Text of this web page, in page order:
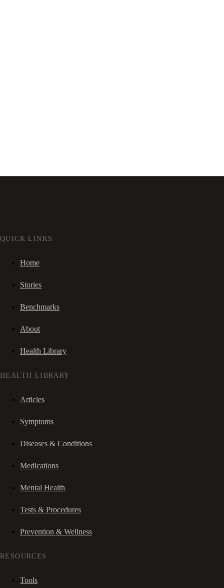
QUICK LINKS
Home
Stories
Benchmarks
About
Health Library
HEALTH LIBRARY
Articles
Symptoms
Diseases & Conditions
Medications
Mental Health
Tests & Procedures
Prevention & Wellness
RESOURCES
Tools